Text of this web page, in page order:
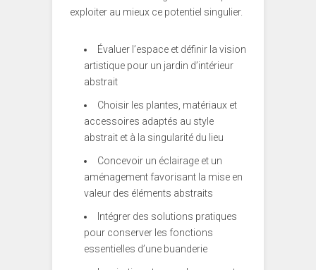
exploiter au mieux ce potentiel singulier.
Évaluer l’espace et définir la vision
artistique pour un jardin d’intérieur
abstrait
Choisir les plantes, matériaux et
accessoires adaptés au style
abstrait et à la singularité du lieu
Concevoir un éclairage et un
aménagement favorisant la mise en
valeur des éléments abstraits
Intégrer des solutions pratiques
pour conserver les fonctions
essentielles d’une buanderie